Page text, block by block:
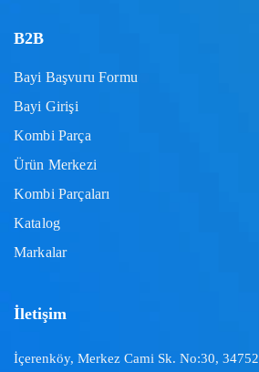
B2B
Bayi Başvuru Formu
Bayi Girişi
Kombi Parça
Ürün Merkezi
Kombi Parçaları
Katalog
Markalar
İletişim
İçerenköy, Merkez Cami Sk. No:30, 34752